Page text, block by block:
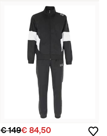
€ 149€ 84,50